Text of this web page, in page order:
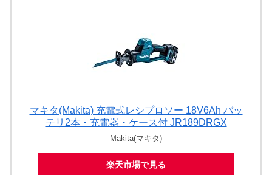
マキタ(Makita) 充電式レシプロソー 18V6Ah バッ
テリ2本・充電器・ケース付 JR189DRGX
Makita(マキタ)
楽天市場で見る